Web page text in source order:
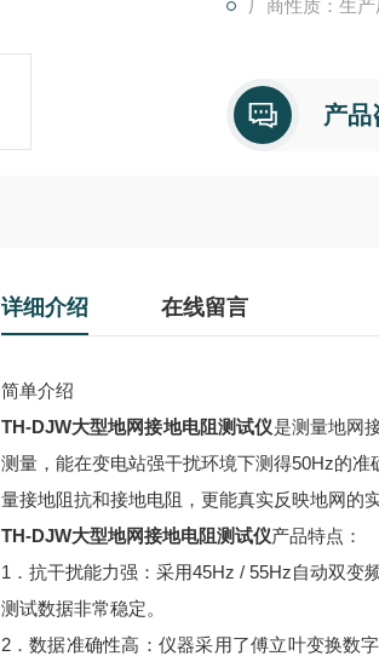
厂商性质：生产
产品
详细介绍 在线留言
简单介绍
TH-DJW大型地网接地电阻测试仪是测量地网
测量，能在变电站强干扰环境下测得50Hz的
量接地阻抗和接地电阻，更能真实反映地网的实
TH-DJW大型地网接地电阻测试仪产品特点：
1．抗干扰能力强：采用45Hz / 55Hz自动双变
测试数据非常稳定。
2．数据准确性高：仪器采用了傅立叶变换数